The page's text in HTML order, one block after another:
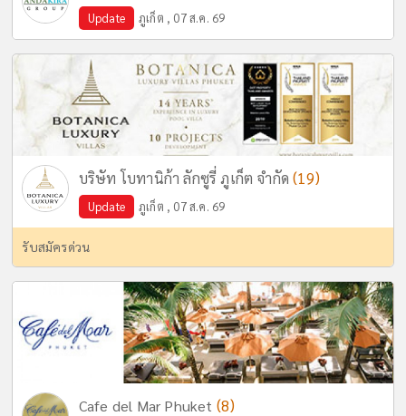
Update ภูเก็ต , 07 ส.ค. 69
บริษัท โบทานิก้า ลักซูรี่ ภูเก็ต จำกัด(19)
Update ภูเก็ต , 07 ส.ค. 69
รับสมัครด่วน
Cafe del Mar Phuket (8)